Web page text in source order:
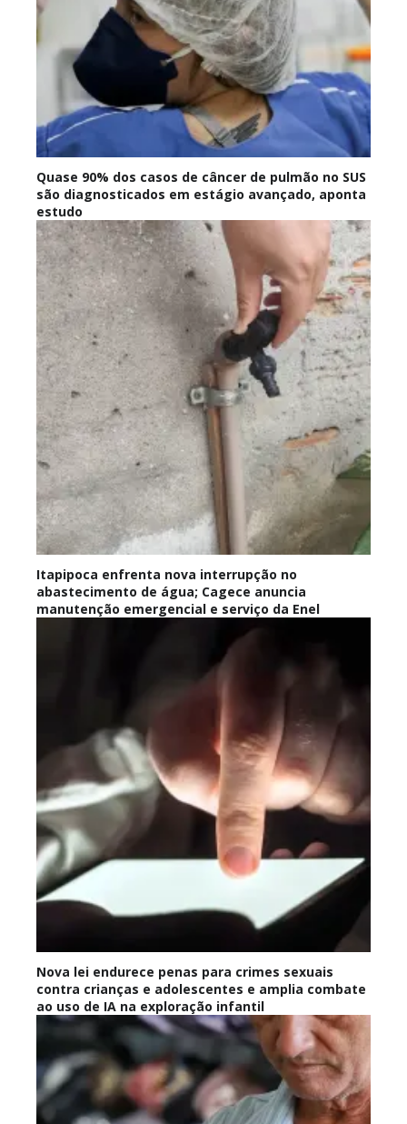
Quase 90% dos casos de câncer de pulmão no SUS
são diagnosticados em estágio avançado, aponta
estudo
Itapipoca enfrenta nova interrupção no
abastecimento de água; Cagece anuncia
manutenção emergencial e serviço da Enel
Nova lei endurece penas para crimes sexuais
contra crianças e adolescentes e amplia combate
ao uso de IA na exploração infantil